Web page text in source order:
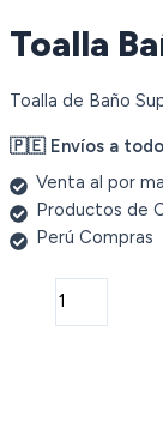
Toalla
Toalla de Baño
🇵🇪 Envíos a
Venta al por
Productos de
Perú Compras